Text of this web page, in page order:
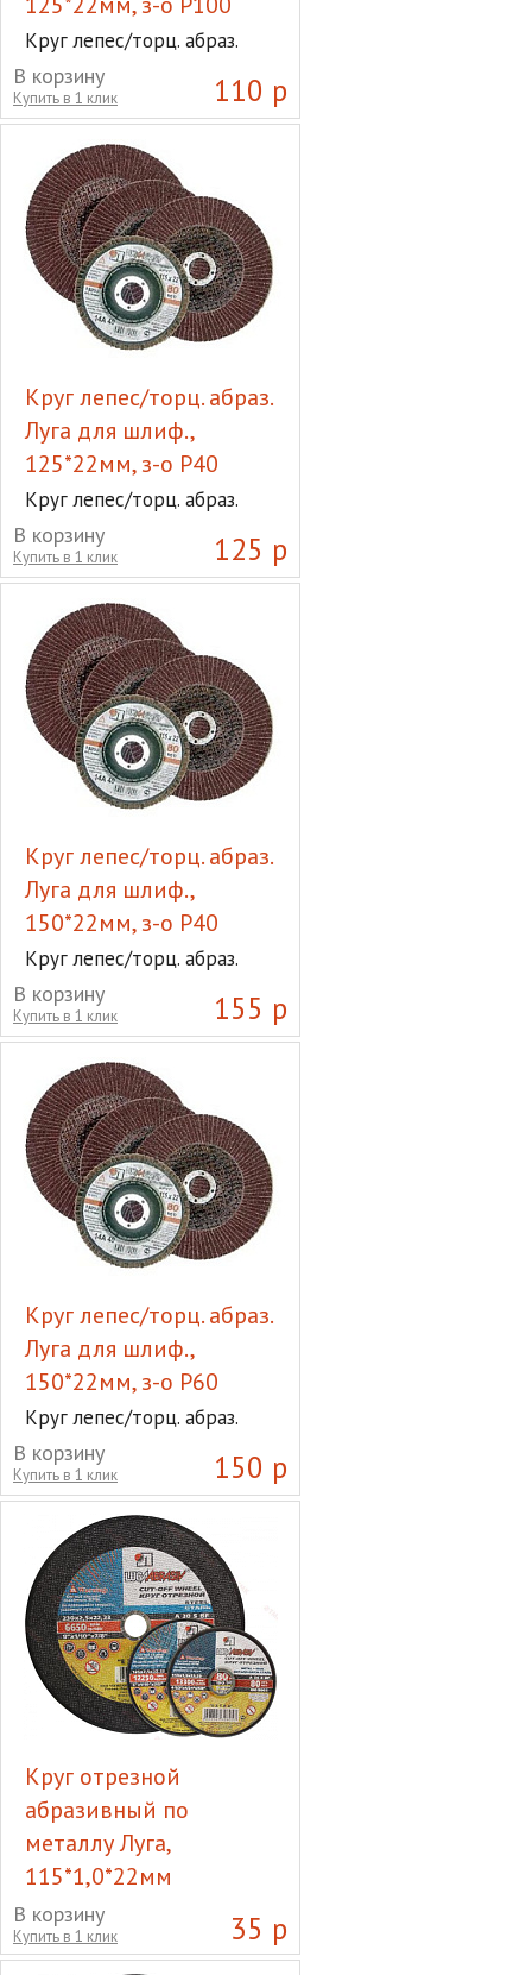
Круг лепес/торц. абраз.
Луга для шлиф., 125*22мм,
з-о Р100
110 р
В корзину
Купить в 1 клик
Круг лепес/торц. абраз.
Луга для шлиф.,
125*22мм, з-о Р40
Круг лепес/торц. абраз.
Луга для шлиф., 125*22мм,
з-о Р40
125 р
В корзину
Купить в 1 клик
Круг лепес/торц. абраз.
Луга для шлиф.,
150*22мм, з-о Р40
Круг лепес/торц. абраз.
Луга для шлиф., 150*22мм,
з-о Р40
155 р
В корзину
Купить в 1 клик
Круг лепес/торц. абраз.
Луга для шлиф.,
150*22мм, з-о Р60
Круг лепес/торц. абраз.
Луга для шлиф., 150*22мм,
з-о Р60
150 р
В корзину
Купить в 1 клик
Круг отрезной
абразивный по
металлу Луга,
115*1,0*22мм
Круг отрезной абразивный
по металлу Луга,
115*1,0*22мм
35 р
В корзину
Купить в 1 клик